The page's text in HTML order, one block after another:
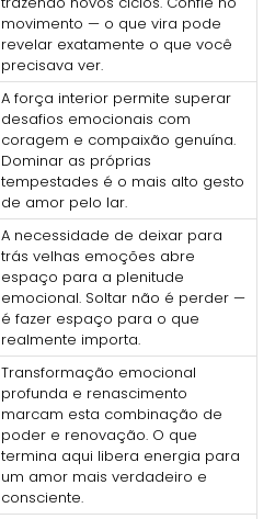
movimento — o que vira pode
revelar exatamente o que você
precisava ver.
A força interior permite superar
desafios emocionais com
coragem e compaixão genuína.
Dominar as próprias
tempestades é o mais alto gesto
de amor pelo lar.
A necessidade de deixar para
trás velhas emoções abre
espaço para a plenitude
emocional. Soltar não é perder —
é fazer espaço para o que
realmente importa.
Transformação emocional
profunda e renascimento
marcam esta combinação de
poder e renovação. O que
termina aqui libera energia para
um amor mais verdadeiro e
consciente.